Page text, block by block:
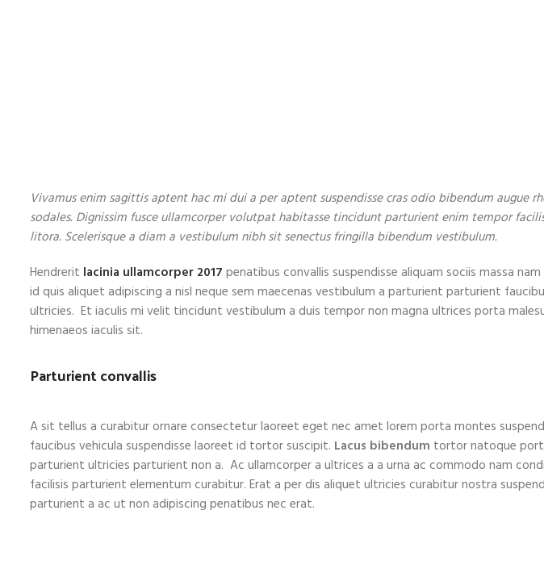
Vivamus enim sagittis aptent hac mi dui a per aptent suspendisse cras odio bibendum augue
sodales. Dignissim fusce ullamcorper volutpat habitasse tincidunt parturient enim tempor
litora. Scelerisque a diam a vestibulum nibh sit senectus fringilla bibendum vestibulum.
Hendrerit lacinia ullamcorper 2017 penatibus convallis suspendisse aliquam sociis massa
id quis aliquet adipiscing a nisl neque sem maecenas vestibulum a parturient parturient
ultricies. Et iaculis mi velit tincidunt vestibulum a duis tempor non magna ultrices porta
himenaeos iaculis sit.
Parturient convallis
A sit tellus a curabitur ornare consectetur laoreet eget nec amet lorem porta montes
faucibus vehicula suspendisse laoreet id tortor suscipit. Lacus bibendum tortor natoque
parturient ultricies parturient non a. Ac ullamcorper a ultrices a a urna ac commodo nam
facilisis parturient elementum curabitur. Erat a per dis aliquet ultricies curabitur nostra
parturient a ac ut non adipiscing penatibus nec erat.